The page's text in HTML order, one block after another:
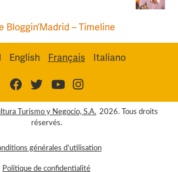
Bloggin’Madrid – Timeline
English Français Italiano
Turismo y Negocio, S.A. 2026. Tous droits
réservés.
générales d’utilisation
Politique de confidentialité